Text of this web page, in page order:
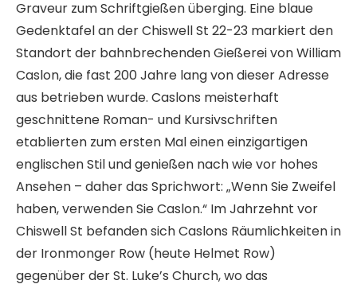
Graveur zum Schriftgießen überging. Eine blaue
Gedenktafel an der Chiswell St 22-23 markiert den
Standort der bahnbrechenden Gießerei von William
Caslon, die fast 200 Jahre lang von dieser Adresse
aus betrieben wurde. Caslons meisterhaft
geschnittene Roman- und Kursivschriften
etablierten zum ersten Mal einen einzigartigen
englischen Stil und genießen nach wie vor hohes
Ansehen – daher das Sprichwort: „Wenn Sie Zweifel
haben, verwenden Sie Caslon.“ Im Jahrzehnt vor
Chiswell St befanden sich Caslons Räumlichkeiten in
der Ironmonger Row (heute Helmet Row)
gegenüber der St. Luke’s Church, wo das